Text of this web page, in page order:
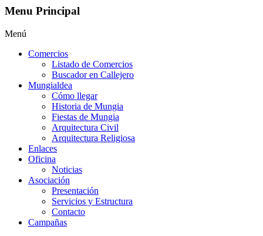
Menu Principal
Menú
Comercios
Listado de Comercios
Buscador en Callejero
Mungialdea
Cómo llegar
Historia de Mungia
Fiestas de Mungia
Arquitectura Civil
Arquitectura Religiosa
Enlaces
Oficina
Noticias
Asociación
Presentación
Servicios y Estructura
Contacto
Campañas